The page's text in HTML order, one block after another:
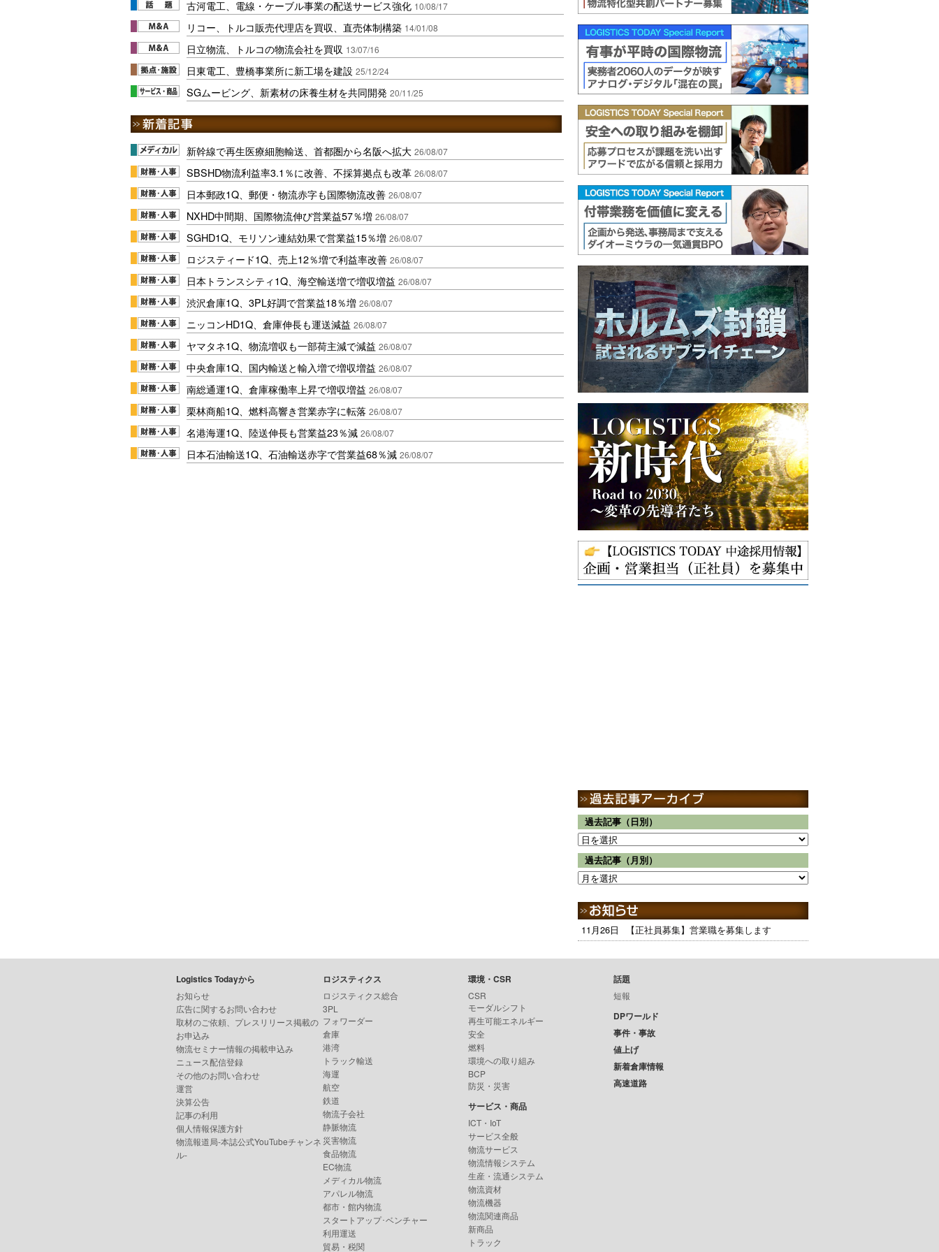
古河電工、電線・ケーブル事業の配送サービス強化 10/08/17
リコー、トルコ販売代理店を買収、直売体制構築 14/01/08
日立物流、トルコの物流会社を買収 13/07/16
日東電工、豊橋事業所に新工場を建設 25/12/24
SGムービング、新素材の床養生材を共同開発 20/11/25
新幹線で再生医療細胞輸送、首都圏から名阪へ拡大 26/08/07
SBSHD物流利益率3.1％に改善、不採算拠点も改革 26/08/07
日本郵政1Q、郵便・物流赤字も国際物流改善 26/08/07
NXHD中間期、国際物流伸び営業益57％増 26/08/07
SGHD1Q、モリソン連結効果で営業益15％増 26/08/07
ロジスティード1Q、売上12％増で利益率改善 26/08/07
日本トランスシティ1Q、海空輸送増で増収増益 26/08/07
渋沢倉庫1Q、3PL好調で営業益18％増 26/08/07
ニッコンHD1Q、倉庫伸長も運送減益 26/08/07
ヤマタネ1Q、物流増収も一部荷主減で減益 26/08/07
中央倉庫1Q、国内輸送と輸入増で増収増益 26/08/07
南総通運1Q、倉庫稼働率上昇で増収増益 26/08/07
栗林商船1Q、燃料高響き営業赤字に転落 26/08/07
名港海運1Q、陸送伸長も営業益23％減 26/08/07
日本石油輸送1Q、石油輸送赤字で営業益68％減 26/08/07
過去記事（日別）
過去記事（月別）
11月26日 【正社員募集】営業職を募集します
Logistics Todayから
お知らせ
広告に関するお問い合わせ
取材のご依頼、プレスリリース掲載の
お申込み
物流セミナー情報の掲載申込み
ニュース配信登録
その他のお問い合わせ
運営
決算公告
記事の利用
個人情報保護方針
物流報道局-本誌公式YouTubeチャンネ
ル-
ロジスティクス
ロジスティクス総合
3PL
フォワーダー
倉庫
港湾
トラック輸送
海運
航空
鉄道
物流子会社
静脈物流
災害物流
食品物流
EC物流
メディカル物流
アパレル物流
都市・館内物流
スタートアップ･ベンチャー
利用運送
貿易・税関
環境・CSR
CSR
モーダルシフト
再生可能エネルギー
安全
燃料
環境への取り組み
BCP
防災・災害
サービス・商品
ICT・IoT
サービス全般
物流サービス
物流情報システム
生産・流通システム
物流資材
物流機器
物流関連商品
新商品
トラック
話題
短報
DPワールド
事件・事故
値上げ
新着倉庫情報
高速道路